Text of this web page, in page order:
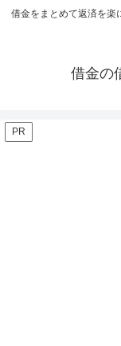
借金をまとめて返済を楽
借金の
PR